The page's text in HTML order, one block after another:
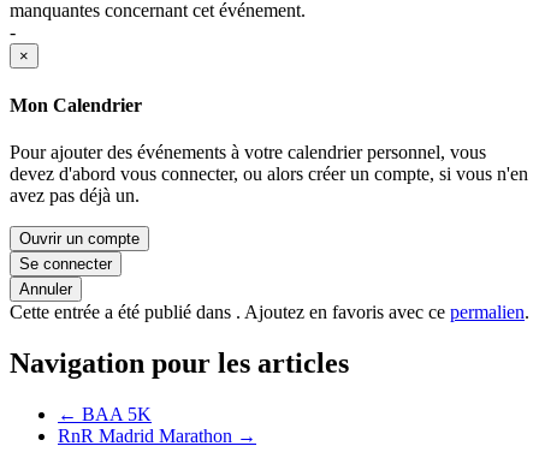
manquantes concernant cet événement.
-
×
Mon Calendrier
Pour ajouter des événements à votre calendrier personnel, vous
devez d'abord vous connecter, ou alors créer un compte, si vous n'en
avez pas déjà un.
Ouvrir un compte
Se connecter
Annuler
Cette entrée a été publié dans . Ajoutez en favoris avec ce permalien.
Navigation pour les articles
← BAA 5K
RnR Madrid Marathon →